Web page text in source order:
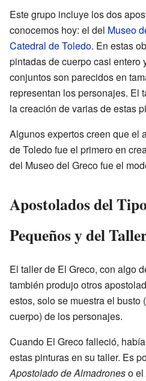
Este grupo incluye los dos
conocemos hoy: el del Museo
Catedral de Toledo. En estas
pintadas de cuerpo casi entero
conjuntos son parecidos en
representan los personajes. El
la creación de varias de estas
Algunos expertos creen que el
de Toledo fue el primero en
del Museo del Greco fue el
Apostolados del
Pequeños y del
El taller de El Greco, con algo
también produjo otros
estos, solo se muestra el busto
cuerpo) de los personajes.
Cuando El Greco falleció,
estas pinturas en su taller. Es
Apostolado de Almadroneso el